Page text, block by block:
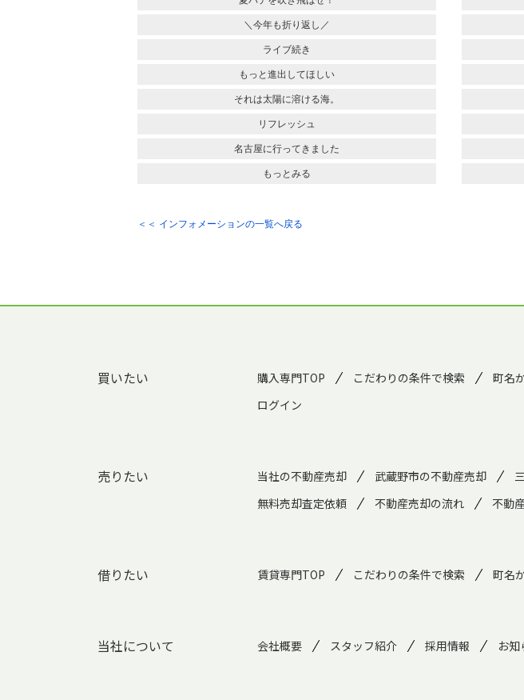
＼今年も折り返し／
ライブ続き
もっと進出してほしい
それは太陽に溶ける海。
リフレッシュ
名古屋に行ってきました
もっとみる
＜＜ インフォメーションの一覧へ戻る
買いたい 購入専門TOP こだわりの条件で検索 町名
ログイン
売りたい 当社の不動産売却 武蔵野市の不動産売却
無料売却査定依頼
不動産売却の流れ 不動
借りたい 賃貸専門TOP こだわりの条件で検索 町名
当社について 会社概要 スタッフ紹介 採用情報 お